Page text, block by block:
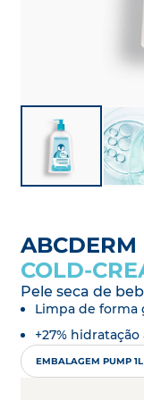
ABCDERM
COLD-
Pele seca de
Limpa de forma
+27%
EMBALAGEM PUMP 1L